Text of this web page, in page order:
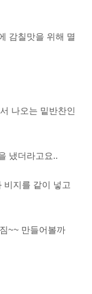
감칠맛을 위해 멸
나오는 밑반찬인
냈더라고요..
비지를 같이 넣고
~~ 만들어볼까